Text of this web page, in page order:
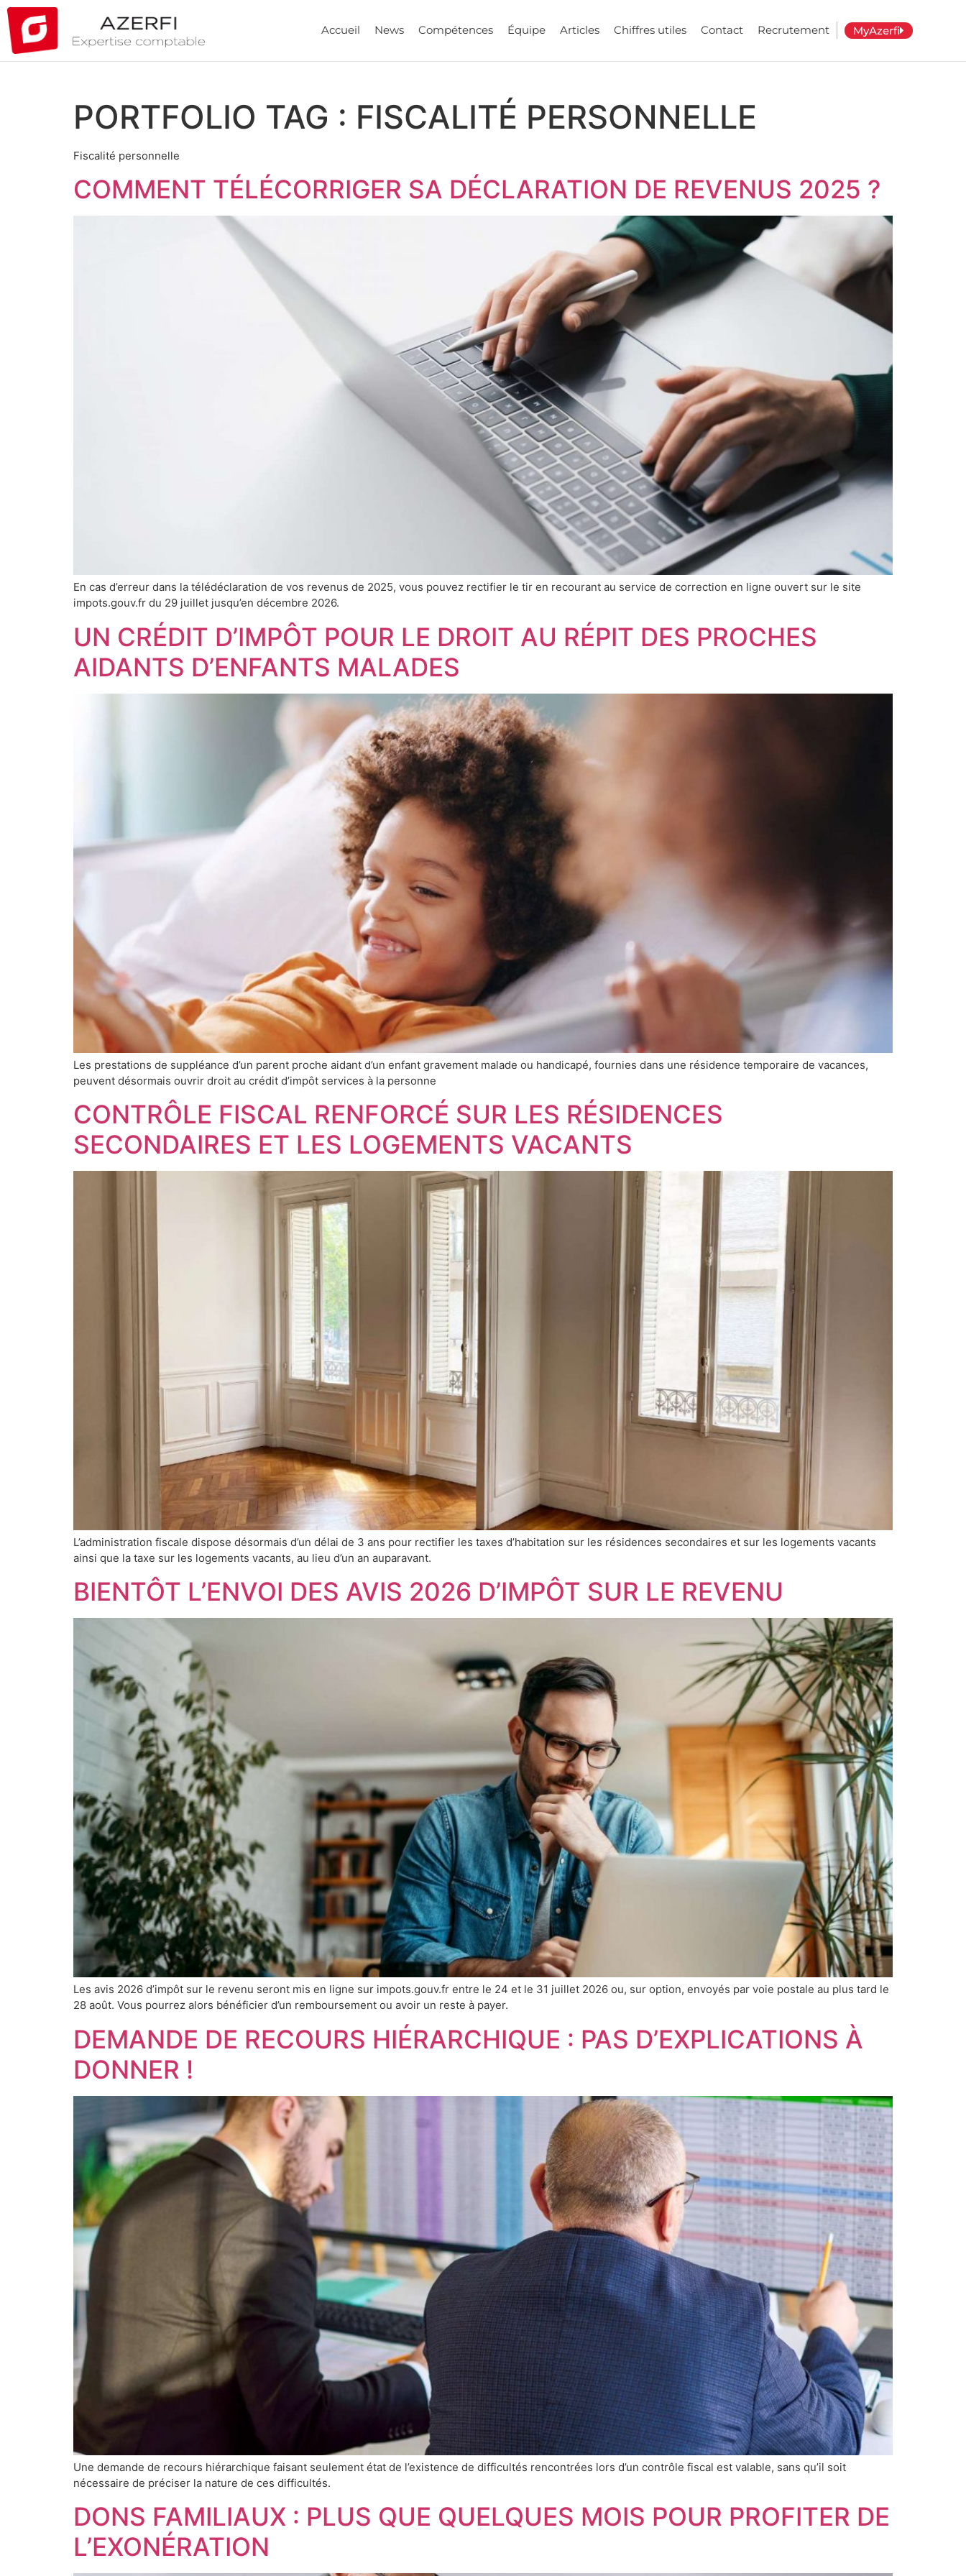
Accueil News Compétences Équipe Articles Chiffres utiles Contact Recrutement MyAzerfi
PORTFOLIO TAG : FISCALITÉ PERSONNELLE
Fiscalité personnelle
COMMENT TÉLÉCORRIGER SA DÉCLARATION DE REVENUS 2025 ?
En cas d’erreur dans la télédéclaration de vos revenus de 2025, vous pouvez rectifier le tir en recourant au service de correction en ligne ouvert sur le site
impots.gouv.fr du 29 juillet jusqu’en décembre 2026.
UN CRÉDIT D’IMPÔT POUR LE DROIT AU RÉPIT DES PROCHES
AIDANTS D’ENFANTS MALADES
Les prestations de suppléance d’un parent proche aidant d’un enfant gravement malade ou handicapé, fournies dans une résidence temporaire de vacances,
peuvent désormais ouvrir droit au crédit d’impôt services à la personne
CONTRÔLE FISCAL RENFORCÉ SUR LES RÉSIDENCES
SECONDAIRES ET LES LOGEMENTS VACANTS
L’administration fiscale dispose désormais d’un délai de 3 ans pour rectifier les taxes d’habitation sur les résidences secondaires et sur les logements vacants
ainsi que la taxe sur les logements vacants, au lieu d’un an auparavant.
BIENTÔT L’ENVOI DES AVIS 2026 D’IMPÔT SUR LE REVENU
Les avis 2026 d’impôt sur le revenu seront mis en ligne sur impots.gouv.fr entre le 24 et le 31 juillet 2026 ou, sur option, envoyés par voie postale au plus tard le
28 août. Vous pourrez alors bénéficier d’un remboursement ou avoir un reste à payer.
DEMANDE DE RECOURS HIÉRARCHIQUE : PAS D’EXPLICATIONS À
DONNER !
Une demande de recours hiérarchique faisant seulement état de l’existence de difficultés rencontrées lors d’un contrôle fiscal est valable, sans qu’il soit
nécessaire de préciser la nature de ces difficultés.
DONS FAMILIAUX : PLUS QUE QUELQUES MOIS POUR PROFITER DE
L’EXONÉRATION